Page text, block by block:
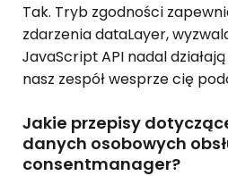
Tak. Tryb zgodności
zdarzenia dataLayer,
JavaScript API nadal
nasz zespół wesprze cię
Jakie przepisy
danych osobowych
consentmanager?